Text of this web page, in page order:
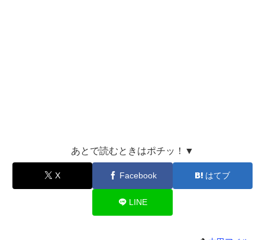
あとで読むときはポチッ！▼
X Facebook はてブ
LINE